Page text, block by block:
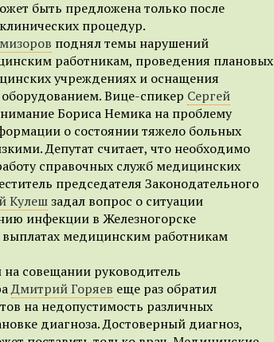
быть предложена только после
процедур.
поднял темы нарушений
работникам, проведения плановых
учреждениях и оснащения
Вице-спикер Сергей
Бориса Немика на проблему
о состоянии тяжело больных
Депутат считает, что необходимо
справочных служб медицинских
председателя Законодательного
Кулешзадал вопрос о ситуации
инфекции в Железногорске
выплатах медицинским работникам
совещании руководитель
Дмитрий Горяев еще раз обратил
на недопустимость различных
диагноза. Достоверный диагноз,